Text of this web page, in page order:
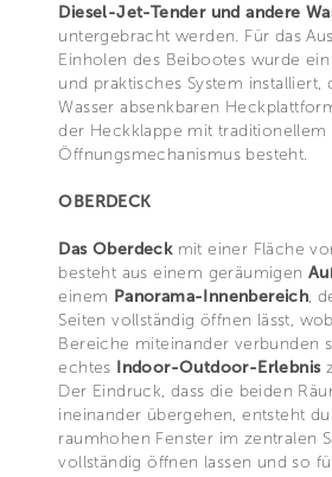
Diesel-Jet-Tender und andere
untergebracht werden. Für das
Einholen des Beibootes wurde
und praktisches System installiert,
Wasser absenkbaren
der Heckklappe mit traditionellem
Öffnungsmechanismus besteht.
OBERDECK
Das Oberdeckmit einer Fläche
besteht aus einem geräumigen
einem Panorama-Innenbereich,
Seiten vollständig öffnen lässt,
Bereiche miteinander verbunden
echtes Indoor-Outdoor-Erlebnis
Der Eindruck, dass die beiden
ineinander übergehen, entsteht
raumhohen Fenster im zentralen
vollständig öffnen lassen und so